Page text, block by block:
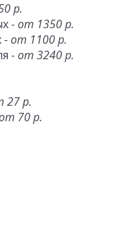
р.
- от 1350 р.
- от 1100 р.
- от 3240 р.
27 р.
70 р.